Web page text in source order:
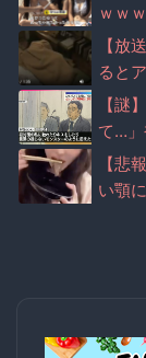
ｗｗ
【放
ると
【謎
て…」
ー」
【悲
い顎